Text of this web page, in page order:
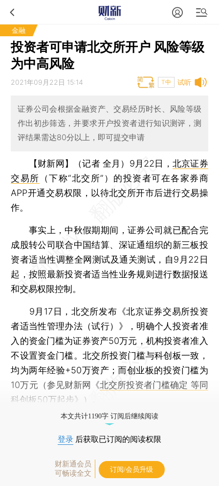
金融
投资者可申请北交所开户 风险等级
为中高风险
试听
2021年09月22日 15:14 T中
证券公司会根据金融资产、交易经历时长、风险等级
作出初步筛选，并要求开户投资者进行知识测评，测
评结果需达80分以上，即可提交申请
【财新网】（记者 全月） 9月22日， 北京证券
交易所 （下称“北交所”）的投资者可在各家券商
APP开通交易权限，以待北交所开市后进行交易操
作。
事实上，中秋假期期间，证券公司就已配合完
成股转公司联合中国结算、深证通组织的新三板投
资者适当性调整全网测试及通关测试，自9月22日
起，按照最新投资者适当性业务规则进行数据报送
和交易权限控制。
9月17日，北交所发布《北京证券交易所投资
者适当性管理办法（试行）》，明确个人投资者准
入的资金门槛为证券资产50万元，机构投资者准入
不设置资金门槛。北交所投资门槛与科创板一致，
均为两年经验+50万资产；而创业板的投资门槛为
10万元（参见财新网《北交所投资者门槛确定 等同
科创板50万起步》）。
本文共计1190字 订阅后继续阅读
登录 后获取已订阅的阅读权限
财新通会员
可畅读全文
订阅/会员升级